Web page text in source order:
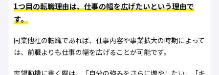
1つ目の転職理由は、仕事の幅を広げたいという理由で
す。
同業他社の転職であれば、仕事内容や事業拡大の時期によって
は、前職よりも仕事の幅を広げることが可能です。
志望動機に書く際は、「自分の強みをさらに増やしたい」「キ